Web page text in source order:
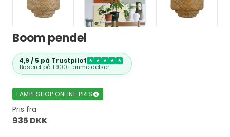
Boom pendel
4,9 / 5 på Trustpilot ★ ★ ★ ★ ★
Baseret på 1.900+ anmeldelser
LAMPESHOP ONLINE PRIS
Pris fra
935 DKK